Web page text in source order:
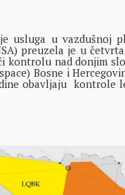
usluga u vazdušnoj
preuzela je u
kontrolu nad donjim
Bosne i
obavljaju kontrole